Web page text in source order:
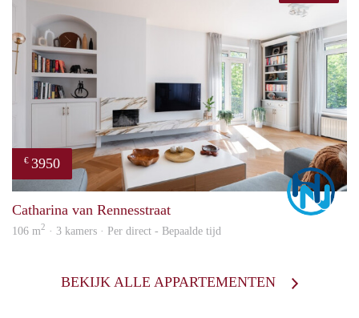
€ 3950
Catharina van Rennesstraat
106 m2 · 3 kamers · Per direct - Bepaalde tijd
BEKIJK ALLE APPARTEMENTEN